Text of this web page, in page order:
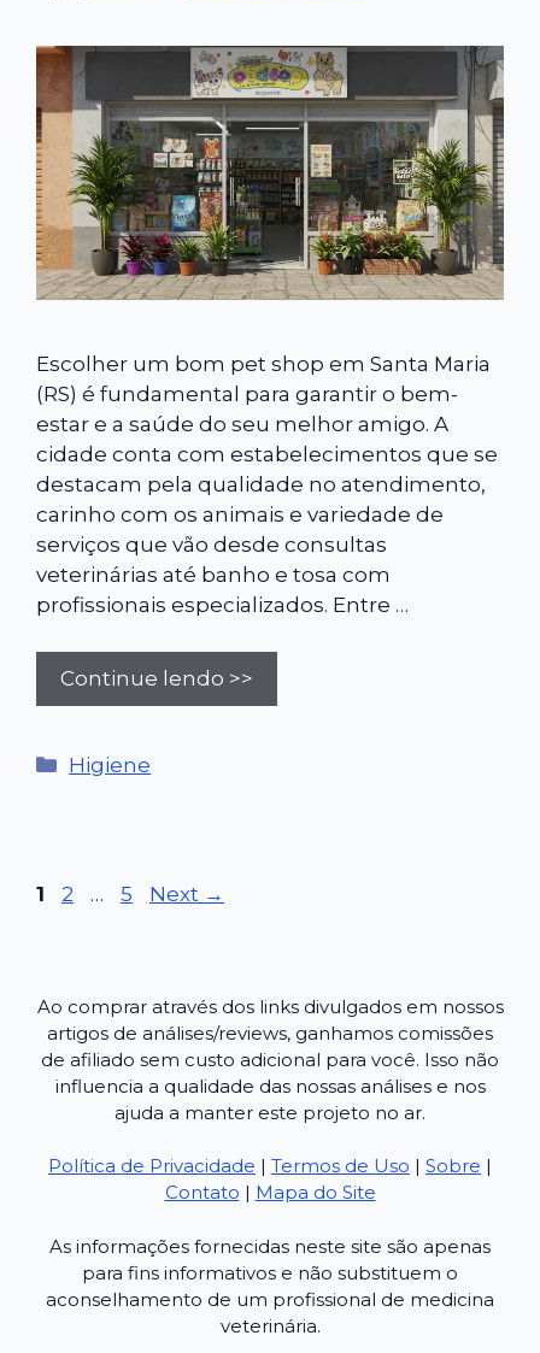
Escolher um bom pet shop em Santa Maria
(RS) é fundamental para garantir o bem-
estar e a saúde do seu melhor amigo. A
cidade conta com estabelecimentos que se
destacam pela qualidade no atendimento,
carinho com os animais e variedade de
serviços que vão desde consultas
veterinárias até banho e tosa com
profissionais especializados. Entre …
Continue lendo >>
Categorias
Higiene
Page
1 Page
2 … Page
5 Next →
Ao comprar através dos links divulgados em nossos
artigos de análises/reviews, ganhamos comissões
de afiliado sem custo adicional para você. Isso não
influencia a qualidade das nossas análises e nos
ajuda a manter este projeto no ar.
Política de Privacidade | Termos de Uso | Sobre |
Contato | Mapa do Site
As informações fornecidas neste site são apenas
para fins informativos e não substituem o
aconselhamento de um profissional de medicina
veterinária.